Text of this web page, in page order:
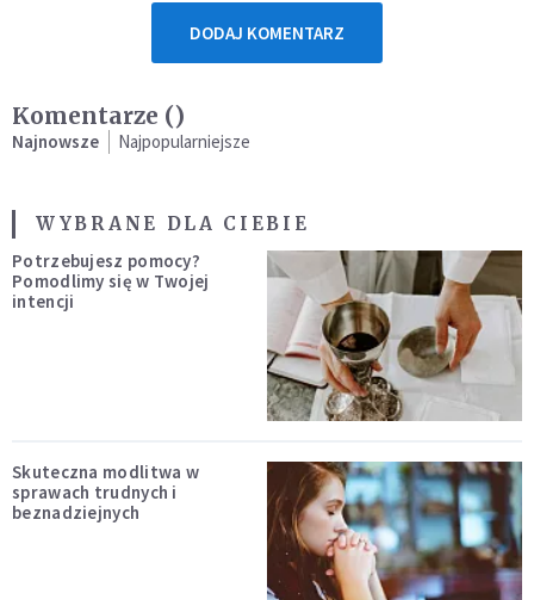
DODAJ KOMENTARZ
Komentarze ()
Najnowsze Najpopularniejsze
WYBRANE DLA CIEBIE
Potrzebujesz pomocy?
Pomodlimy się w Twojej
intencji
Skuteczna modlitwa w
sprawach trudnych i
beznadziejnych